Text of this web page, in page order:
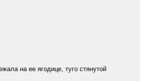
на ее ягодице, туго стянутой